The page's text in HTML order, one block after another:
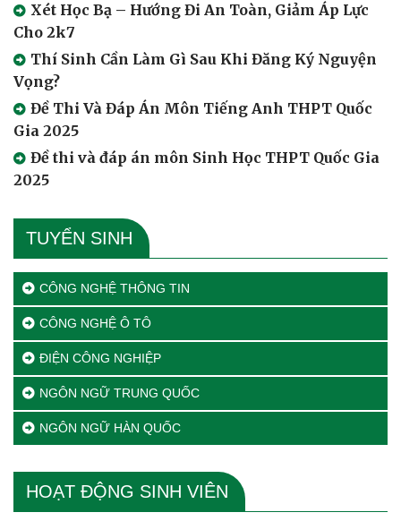
Xét Học Bạ – Hướng Đi An Toàn, Giảm Áp Lực
Cho 2k7
Thí Sinh Cần Làm Gì Sau Khi Đăng Ký Nguyện
Vọng?
Đề Thi Và Đáp Án Môn Tiếng Anh THPT Quốc
Gia 2025
Đề thi và đáp án môn Sinh Học THPT Quốc Gia
2025
TUYỂN SINH
CÔNG NGHỆ THÔNG TIN
CÔNG NGHỆ Ô TÔ
ĐIỆN CÔNG NGHIỆP
NGÔN NGỮ TRUNG QUỐC
NGÔN NGỮ HÀN QUỐC
HOẠT ĐỘNG SINH VIÊN